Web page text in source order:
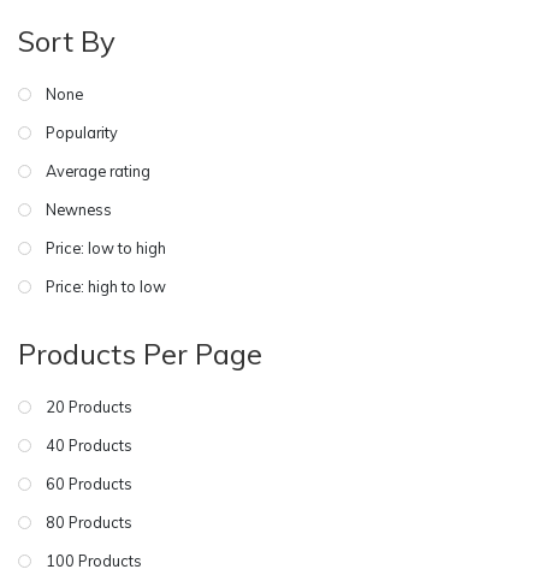
Sort By
None
Popularity
Average rating
Newness
Price: low to high
Price: high to low
Products Per Page
20 Products
40 Products
60 Products
80 Products
100 Products